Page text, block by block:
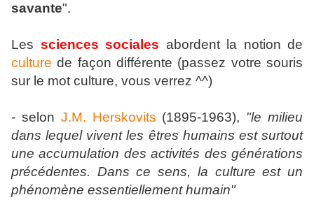
savante".
Les sciences sociales abordent la notion de
culture de façon différente (passez votre souris
sur le mot culture, vous verrez ^^)
- selon J.M. Herskovits (1895-1963), "le milieu
dans lequel vivent les êtres humains est surtout
une accumulation des activités des générations
précédentes. Dans ce sens, la culture est un
phénomène essentiellement humain"